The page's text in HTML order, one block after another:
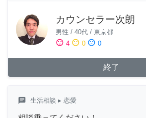
カウンセラー次朗
男性 / 40代 / 東京都
sentiment_satisfied 4 sentiment_neutral 0 sentiment_dissatisfied 0
終了
chat 生活相談 ▸ 恋愛